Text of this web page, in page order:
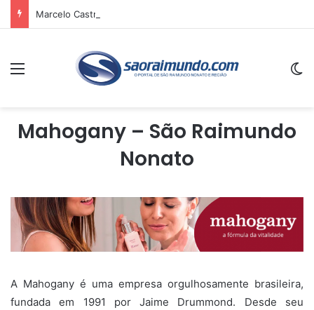
Menu
Mahogany – São Raimundo
Nonato
A Mahogany é uma empresa orgulhosamente brasileira,
fundada em 1991 por Jaime Drummond. Desde seu